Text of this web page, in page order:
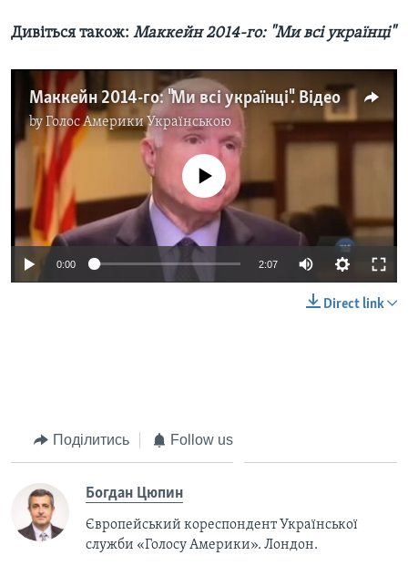
Дивіться також: Маккейн 2014-го: "Ми всі українці"
Маккейн 2014-го: "Ми всі українці". Відео
byГолос Америки Українською
No media source currently available
0:00 2:07
Direct link
Поділитись Follow us
Богдан Цюпин
Європейський кореспондент Української
служби «Голосу Америки». Лондон.